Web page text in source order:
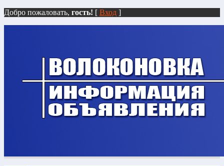
Добро пожаловать, гость! [ Вход ]